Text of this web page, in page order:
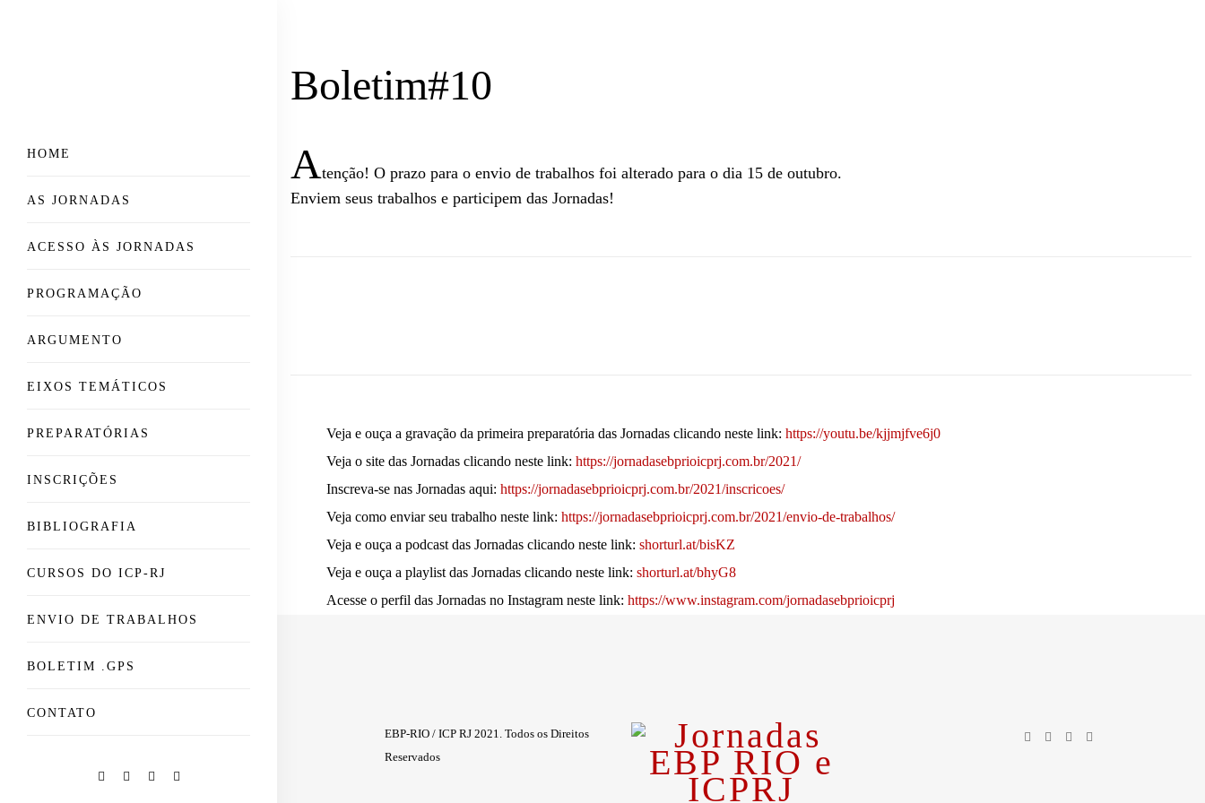
HOME
AS JORNADAS
ACESSO ÀS JORNADAS
PROGRAMAÇÃO
ARGUMENTO
EIXOS TEMÁTICOS
PREPARATÓRIAS
INSCRIÇÕES
BIBLIOGRAFIA
CURSOS DO ICP-RJ
ENVIO DE TRABALHOS
BOLETIM .GPS
CONTATO
Boletim#10
Atenção! O prazo para o envio de trabalhos foi alterado para o dia 15 de outubro.
Enviem seus trabalhos e participem das Jornadas!
Veja e ouça a gravação da primeira preparatória das Jornadas clicando neste link:https://youtu.be/kjjmjfve6j0
Veja o site das Jornadas clicando neste link:https://jornadasebprioicprj.com.br/2021/
Inscreva-se nas Jornadas aqui:https://jornadasebprioicprj.com.br/2021/inscricoes/
Veja como enviar seu trabalho neste link:https://jornadasebprioicprj.com.br/2021/envio-de-trabalhos/
Veja e ouça a podcast das Jornadas clicando neste link:shorturl.at/bisKZ
Veja e ouça a playlist das Jornadas clicando neste link:shorturl.at/bhyG8
Acesse o perfil das Jornadas no Instagram neste link:https://www.instagram.com/jornadasebprioicprj
EBP-RIO / ICP RJ 2021. Todos os Direitos
Reservados